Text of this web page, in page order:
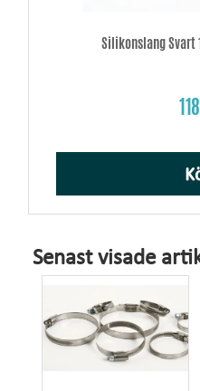
Silikonslang Svart
Senast visade